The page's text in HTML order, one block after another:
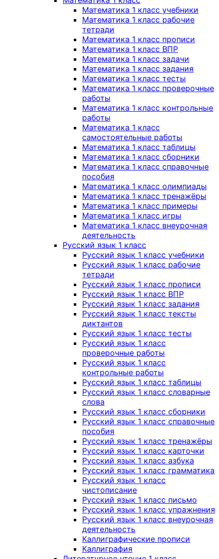
Математика 1 класс учебники
Математика 1 класс рабочие
тетради
Математика 1 класс прописи
Математика 1 класс ВПР
Математика 1 класс задачи
Математика 1 класс задания
Математика 1 класс тесты
Математика 1 класс проверочные
работы
Математика 1 класс контрольные
работы
Математика 1 класс
самостоятельные работы
Математика 1 класс таблицы
Математика 1 класс сборники
Математика 1 класс справочные
пособия
Математика 1 класс олимпиады
Математика 1 класс тренажёры
Математика 1 класс примеры
Математика 1 класс игры
Математика 1 класс внеурочная
деятельность
Русский язык 1 класс
Русский язык 1 класс учебники
Русский язык 1 класс рабочие
тетради
Русский язык 1 класс прописи
Русский язык 1 класс ВПР
Русский язык 1 класс задания
Русский язык 1 класс тексты
диктантов
Русский язык 1 класс тесты
Русский язык 1 класс
проверочные работы
Русский язык 1 класс
контрольные работы
Русский язык 1 класс таблицы
Русский язык 1 класс словарные
слова
Русский язык 1 класс сборники
Русский язык 1 класс справочные
пособия
Русский язык 1 класс тренажёры
Русский язык 1 класс карточки
Русский язык 1 класс азбука
Русский язык 1 класс грамматика
Русский язык 1 класс
чистописание
Русский язык 1 класс письмо
Русский язык 1 класс упражнения
Русский язык 1 класс внеурочная
деятельность
Каллиграфические прописи
Каллиграфия